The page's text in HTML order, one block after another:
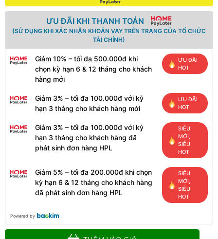
ƯU ĐÃI KHI THANH TOÁN
(SỬ DỤNG KHI XÁC NHẬN KHOẢN VAY TRÊN TRANG CỦA TỔ CHỨC
TÀI CHÍNH)
Giảm 10% – tối đa 500.000đ khi
chọn kỳ hạn 6 & 12 tháng cho khách
hàng mới
ƯU ĐÃI
HOT
Giảm 3% – tối đa 100.000đ với kỳ
hạn 3 tháng cho khách hàng mới
ƯU ĐÃI
HOT
Giảm 3% – tối đa 100.000đ với kỳ
hạn 3 tháng cho khách hàng đã
phát sinh đơn hàng HPL
SIÊU
MỚI,
SIÊU
HOT
Giảm 5% – tối đa 200.000đ khi chọn
kỳ hạn 6 & 12 tháng cho khách hàng
đã phát sinh đơn hàng HPL
SIÊU
MỚI,
SIÊU
HOT
Powered by